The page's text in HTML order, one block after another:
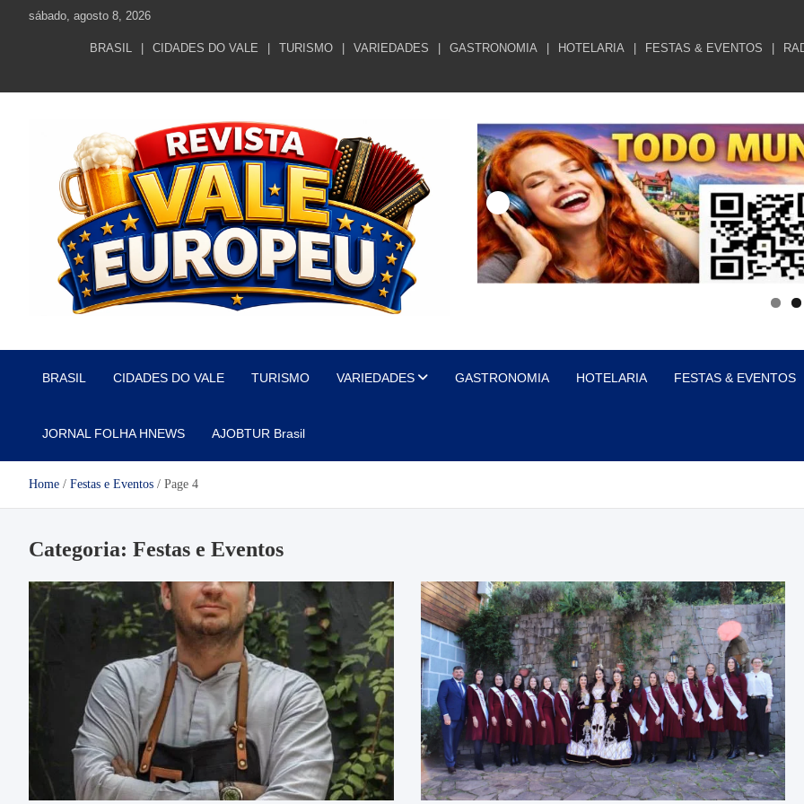
sábado, agosto 8, 2026
BRASIL CIDADES DO VALE TURISMO VARIEDADES GASTRONOMIA HOTELARIA FESTAS & EVENTOS
BRASIL CIDADES DO VALE TURISMO VARIEDADES GASTRONOMIA HOTELARIA FESTAS & EVENTOS
JORNAL FOLHA HNEWS AJOBTUR Brasil
Home Festas e Eventos Page 4
Categoria: Festas e Eventos